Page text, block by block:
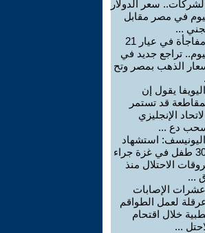
سعر الدولار
في مصر مقابل
...
مفاجأة في عيار 21
تراجع جديد في
الذهب بمصر وتح
اليويفا يقول إن
قد تستمر
الإنجليزي
دع ...
اليونيسف: استشهاد
300 طفل في غزة جراء
الاحتلال منذ
...
عشرات الإصابات
لعمل الطواقم
خلال اقتحام
...